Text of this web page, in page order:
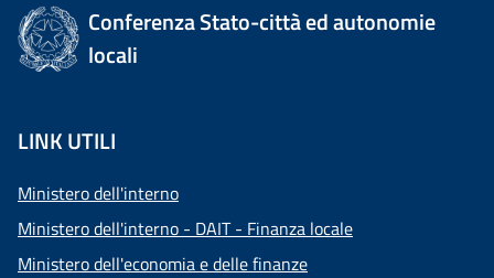
Conferenza Stato-città ed autonomie
locali
LINK UTILI
Ministero dell'interno
Ministero dell'interno - DAIT - Finanza locale
Ministero dell'economia e delle finanze